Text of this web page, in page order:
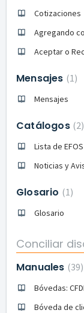
Cotizaciones
Agregando
Aceptar o
Mensajes 1
Mensajes
Catálogos 2
Lista de
Noticias y
Glosario 1
Glosario
Conciliar
Manuales 39
Bóvedas:
Bóveda de